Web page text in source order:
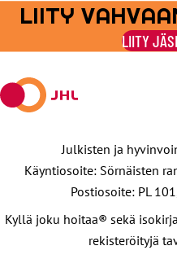
Jaa
Facebookissa
Jaa
viestipalvelu
X:ssä
Jaa Jaa
LIITY
LIITY
Julkisten ja
Käyntiosoite: Sörnäisten
Postiosoite: PL
Kyllä joku hoitaa® sekä
rekisteröityjä